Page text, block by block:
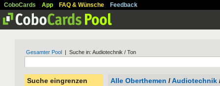
CoboCards App FAQ & Wünsche Feedback
Gesamter Pool | Suche in: Audiotechnik / Ton
Suche eingrenzen Alle Oberthemen /Audiotechnik